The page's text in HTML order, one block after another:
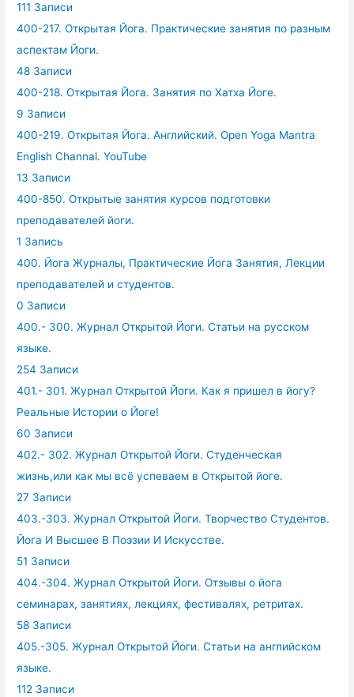
111 Записи
400-217. Открытая Йога. Практические занятия по разным
аспектам Йоги.
48 Записи
400-218. Открытая Йога. Занятия по Хатха Йоге.
9 Записи
400-219. Открытая Йога. Английский. Open Yoga Mantra
English Channal. YouTube
13 Записи
400-850. Открытые занятия курсов подготовки
преподавателей йоги.
1 Запись
400. Йога Журналы, Практические Йога Занятия, Лекции
преподавателей и студентов.
0 Записи
400.- 300. Журнал Открытой Йоги. Статьи на русском
языке.
254 Записи
401.- 301. Журнал Открытой Йоги. Как я пришел в йогу?
Реальные Истории о Йоге!
60 Записи
402.- 302. Журнал Открытой Йоги. Студенческая
жизнь,или как мы всё успеваем в Открытой йоге.
27 Записи
403.-303. Журнал Открытой Йоги. Творчество Студентов.
Йога И Высшее В Поэзии И Искусстве.
51 Записи
404.-304. Журнал Открытой Йоги. Отзывы о йога
семинарах, занятиях, лекциях, фестивалях, ретритах.
58 Записи
405.-305. Журнал Открытой Йоги. Статьи на английском
языке.
112 Записи